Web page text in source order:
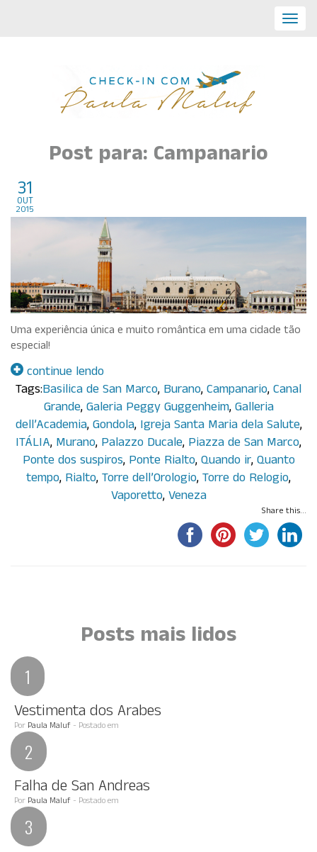
Post para: Campanario
31
out
2015
Uma experiência única e muito romântica em uma cidade tão
especial!
continue lendo
Tags:Basilica de San Marco, Burano, Campanario, Canal
Grande, Galeria Peggy Guggenheim, Galleria
dell’Academia, Gondola, Igreja Santa Maria dela Salute,
ITÁLIA, Murano, Palazzo Ducale, Piazza de San Marco,
Ponte dos suspiros, Ponte Rialto, Quando ir, Quanto
tempo, Rialto, Torre dell’Orologio, Torre do Relogio,
Vaporetto, Veneza
Share this...
Posts mais lidos
Vestimenta dos Arabes
Por Paula Maluf - Postado em
Falha de San Andreas
Por Paula Maluf - Postado em